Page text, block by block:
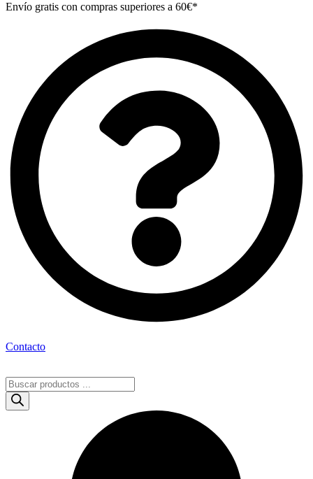
Envío gratis con compras superiores a 60€*
Contacto
Búsqueda
de
productos